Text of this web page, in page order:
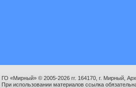
ГО «Мирный» © 2005-2026 гг. 164170, г. Мирный,
При использовании материалов ссылка